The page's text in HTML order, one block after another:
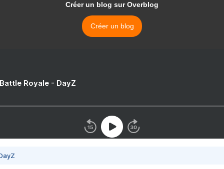
Créer un blog sur Overblog
Créer un blog
Royale - DayZ